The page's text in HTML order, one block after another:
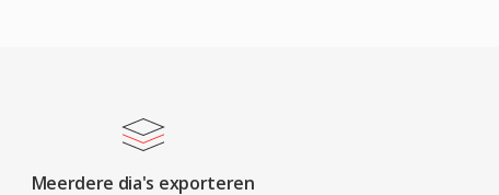
Meerdere dia's exporteren